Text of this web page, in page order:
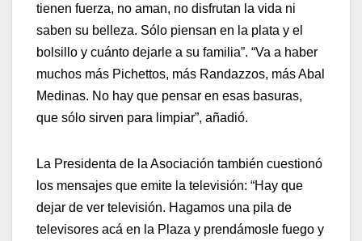
tienen fuerza, no aman, no disfrutan la vida ni
saben su belleza. Sólo piensan en la plata y el
bolsillo y cuánto dejarle a su familia”. “Va a haber
muchos más Pichettos, más Randazzos, más Abal
Medinas. No hay que pensar en esas basuras,
que sólo sirven para limpiar”, añadió.
La Presidenta de la Asociación también cuestionó
los mensajes que emite la televisión: “Hay que
dejar de ver televisión. Hagamos una pila de
televisores acá en la Plaza y prendámosle fuego y